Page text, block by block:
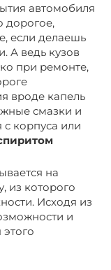
автомобиля
дорогое,
если делаешь
А ведь кузов
при ремонте,
вроде капель
смазки и
корпуса или
на
из которого
Исходя из
и